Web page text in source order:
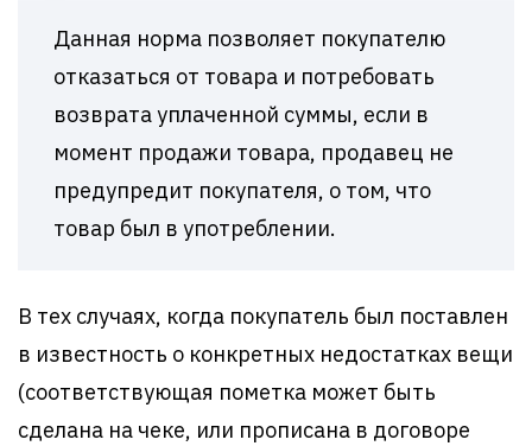
Данная норма позволяет покупателю
отказаться от товара и потребовать
возврата уплаченной суммы, если в
момент продажи товара, продавец не
предупредит покупателя, о том, что
товар был в употреблении.
В тех случаях, когда покупатель был поставлен
в известность о конкретных недостатках вещи
(соответствующая пометка может быть
сделана на чеке, или прописана в договоре